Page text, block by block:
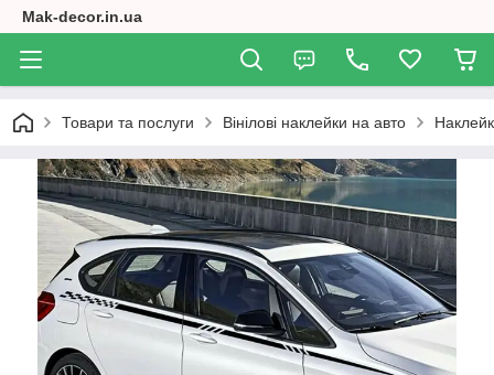
Mak-decor.in.ua
Товари та послуги Вінілові наклейки на авто